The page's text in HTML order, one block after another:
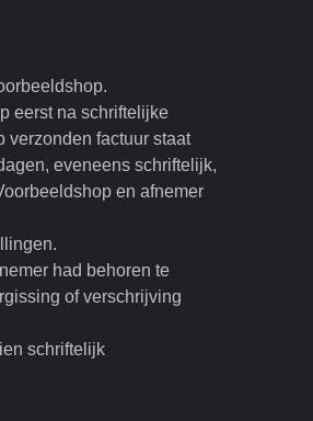
eerst na schriftelijke
verzonden factuur staat
eveneens schriftelijk,
en afnemer
had behoren te
of verschrijving
schriftelijk